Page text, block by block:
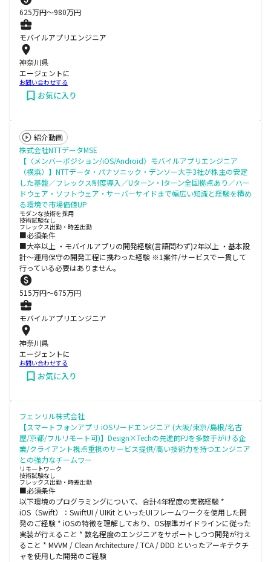
625万円〜980万円
モバイルアプリエンジニア
神奈川県
エージェントに
お問い合わせする
お気に入り
紹介動画
株式会社NTTデータMSE
【〈メンバーポジション/iOS/Android〉モバイルアプリエンジニア
（横浜）】NTTデータ・パナソニック・デンソー大手3社が株主の安定
した基盤／フレックス制度導入／Uターン・Iターン全国拠点あり／ハー
ドウェア・ソフトウェア・サーバーサイドまで幅広い知識と経験を積め
る環境で市場価値UP
モダンな技術を採用
技術試験なし
フレックス出勤・時差出勤
■必須条件
■大卒以上 ・モバイルアプリの開発経験(言語問わず)2年以上 ・基本設
計～運用保守の開発工程に携わった経験 ※1案件/サービスで一貫して
行っている必要はありません。
515万円〜675万円
モバイルアプリエンジニア
神奈川県
エージェントに
お問い合わせする
お気に入り
フェンリル株式会社
【スマートフォンアプリ iOSリードエンジニア (大阪/東京/島根/名古
屋/京都/フルリモート可)】Design×Techの先進的PJを多数手がける企
業/クライアント視点重視のサービス提供/高い技術力を持つエンジニア
との強力なチームワー
リモートワーク
技術試験なし
フレックス出勤・時差出勤
■必須条件
以下環境のプログラミングについて、合計4年程度の実務経験 *
iOS（Swift）：SwiftUI / UIKit といったUIフレームワークを使用した開
発のご経験 * iOSの特徴を理解しており、OS標準ガイドラインに従った
実装が行えること * 数名程度のエンジニアをサポートしつつ開発が行え
ること * MVVM / Clean Architecture / TCA / DDD といったアーキテクチ
ャを使用した開発のご経験